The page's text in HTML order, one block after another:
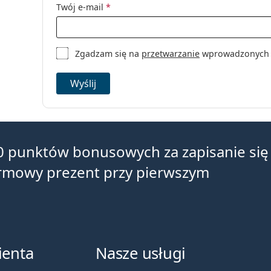
Twój e-mail *
Zgadzam się na przetwarzanie
Wyślij
punktów bonusowych za zapisanie się
prezent przy pierwszym
Nasze usługi